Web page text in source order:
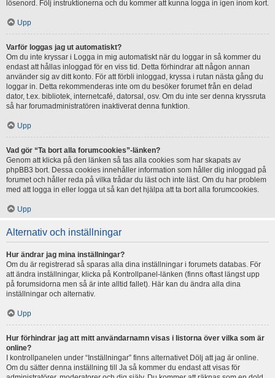
lösenord. Följ instruktionerna och du kommer att kunna logga in igen inom kort.
Upp
Varför loggas jag ut automatiskt?
Om du inte kryssar i Logga in mig automatiskt när du loggar in så kommer du
endast att hållas inloggad för en viss tid. Detta förhindrar att någon annan
använder sig av ditt konto. För att förbli inloggad, kryssa i rutan nästa gång du
loggar in. Detta rekommenderas inte om du besöker forumet från en delad
dator, t.ex. bibliotek, internetcafé, datorsal, osv. Om du inte ser denna kryssruta
så har forumadministratören inaktiverat denna funktion.
Upp
Vad gör “Ta bort alla forumcookies”-länken?
Genom att klicka på den länken så tas alla cookies som har skapats av
phpBB3 bort. Dessa cookies innehåller information som håller dig inloggad på
forumet och håller reda på vilka trådar du läst och inte läst. Om du har problem
med att logga in eller logga ut så kan det hjälpa att ta bort alla forumcookies.
Upp
Alternativ och inställningar
Hur ändrar jag mina inställningar?
Om du är registrerad så sparas alla dina inställningar i forumets databas. För
att ändra inställningar, klicka på Kontrollpanel-länken (finns oftast längst upp
på forumsidorna men så är inte alltid fallet). Här kan du ändra alla dina
inställningar och alternativ.
Upp
Hur förhindrar jag att mitt användarnamn visas i listorna över vilka som är
online?
I kontrollpanelen under “Inställningar” finns alternativet Dölj att jag är online.
Om du sätter denna inställning till Ja så kommer du endast att visas för